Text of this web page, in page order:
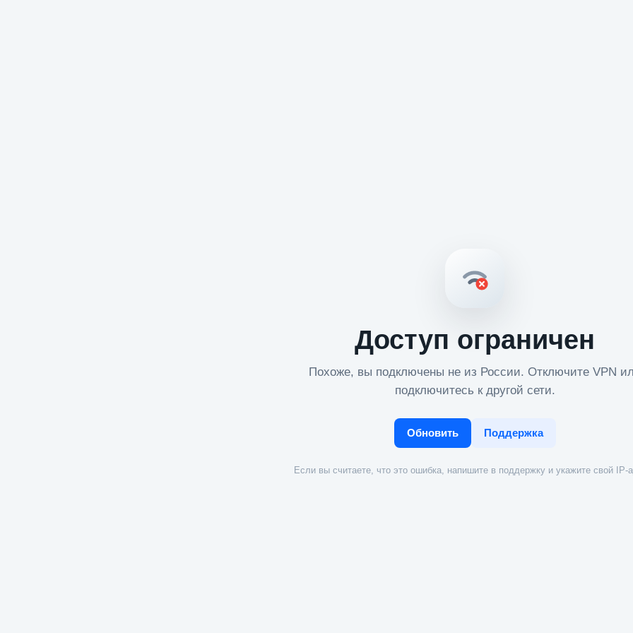
Доступ ограничен
Похоже, вы подключены не из России. Отключите VPN
подключитесь к другой сети.
Обновить Поддержка
Если вы считаете, что это ошибка, напишите в поддержку и укажите свой IP-